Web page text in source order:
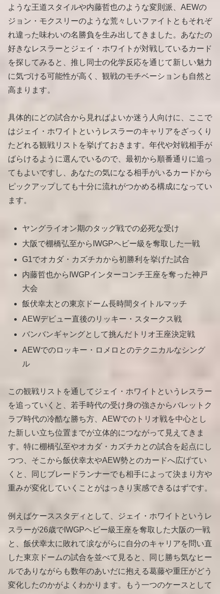
ような王道スタイルや内藤哲也のような変則派、AEWの
ジョン・モクスリーのような荒々しいファイトともそれぞ
れ違った味わいの名勝負を生み出してきました。あなたの
好きなレスラーとジェイ・ホワイトが対戦しているカード
を探してみると、推し同士の化学反応を通じて新しい魅力
に気づける可能性が高く、観戦のモチベーションも自然と
高まります。
具体的にどの試合から見ればよいか迷う人向けに、ここで
はジェイ・ホワイトというレスラーのキャリアをざっくり
たどれる観戦リストを挙げておきます。年代や対戦相手が
ばらけるように選んでいるので、最初から順番通りに追っ
てもよいですし、あなたの気になる相手がいるカードから
ピックアップしても十分に流れがつかめる構成になってい
ます。
ヤングライオン期のタッグ戦での必死な受け
大阪で棚橋弘至からIWGPヘビー級を奪取した一戦
G1でオカダ・カズチカから初勝利を挙げた試合
内藤哲也からIWGPインターコンチ王座を奪った神戸
大会
飯伏幸太との東京ドーム長時間タイトルマッチ
AEWデビュー直後のリッキー・スタークス戦
バンバンギャングとして挑んだトリオ王座決定戦
AEWでのロッキー・ロメロとのテクニカルなシング
ル
この観戦リストを通してジェイ・ホワイトというレスラー
を追っていくと、若手時代の受け身の強さからバレットク
ラブ時代の冷酷な勝ち方、AEWでのトリオ戦を中心とし
た新しい立ち位置までが立体的につながって見えてきま
す。特に棚橋弘至やオカダ・カズチカとの試合を起点にし
つつ、そこから飯伏幸太やAEW勢とのカードへ広げてい
くと、同じブレードランナーでも相手によって決まり方や
重みが変化していくことがはっきり実感できるはずです。
例えばケーススタディとして、ジェイ・ホワイトというレ
スラーが26歳でIWGPヘビー級王座を奪取した大阪の一戦
と、飯伏幸太に敗れて涙ながらに自分のキャリアを問い直
した東京ドームの試合を並べて見ると、同じ勝ち気なヒー
ルでありながらも数年のあいだに抱える葛藤や重圧がどう
変化したのかがよくわかります。もう一つのケースとして